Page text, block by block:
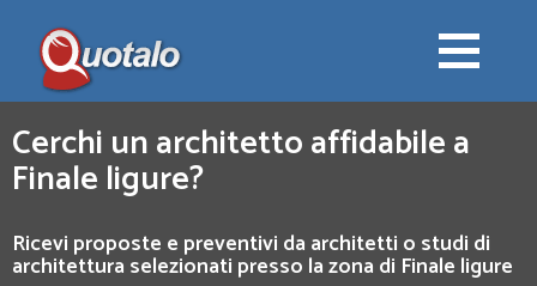
Cerchi un architetto affidabile a
Finale ligure?
Ricevi proposte e preventivi da architetti o studi di
architettura selezionati presso la zona di Finale ligure